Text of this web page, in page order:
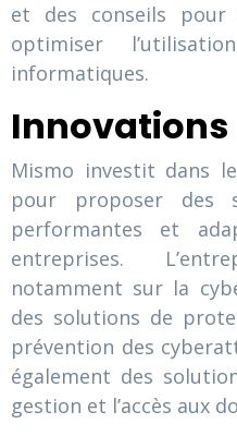
et des conseils
optimiser
informatiques.
Innovations
Mismo investit dans
pour proposer des
performantes et
entreprises.
notamment sur la
des solutions de
prévention des
également des
gestion et l’accès aux